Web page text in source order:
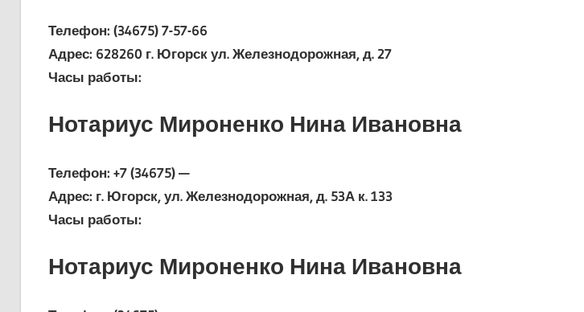
Телефон: (34675) 7-57-66
Адрес: 628260 г. Югорск ул. Железнодорожная, д. 27
Часы работы:
Нотариус Мироненко Нина Ивановна
Телефон: +7 (34675) —
Адрес: г. Югорск, ул. Железнодорожная, д. 53А к. 133
Часы работы:
Нотариус Мироненко Нина Ивановна